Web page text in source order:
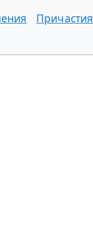
Причастия